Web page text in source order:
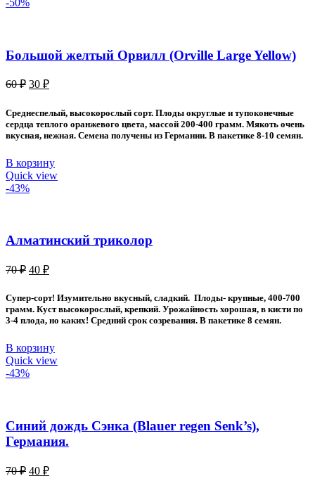
-50%
Большой желтый Орвилл (Orville Large Yellow)
60₽ Первоначальная
60 ₽.
30 ₽Текущая
30 ₽.
Среднеспелый, высокорослый сорт. Плоды округлые и тупоконечные
сердца теплого оранжевого цвета, массой 200-400 грамм. Мякоть очень
вкусная, нежная. Семена получены из Германии. В пакетике 8-10 семян.
В корзину
Quick view
-43%
Алматинский триколор
70₽ Первоначальная
составляла
70 ₽.
40 ₽Текущая
40 ₽.
Супер-сорт! Изумительно вкусный, сладкий. Плоды- крупные, 400-700
грамм. Куст высокорослый, крепкий. Урожайность хорошая, в кисти по
3-4 плода, но каких! Средний срок созревания. В пакетике 8 семян.
В корзину
Quick view
-43%
Синий дождь Сэнка (Blauer regen Senk’s),
Германия.
70₽ Первоначальная
40 ₽Текущая